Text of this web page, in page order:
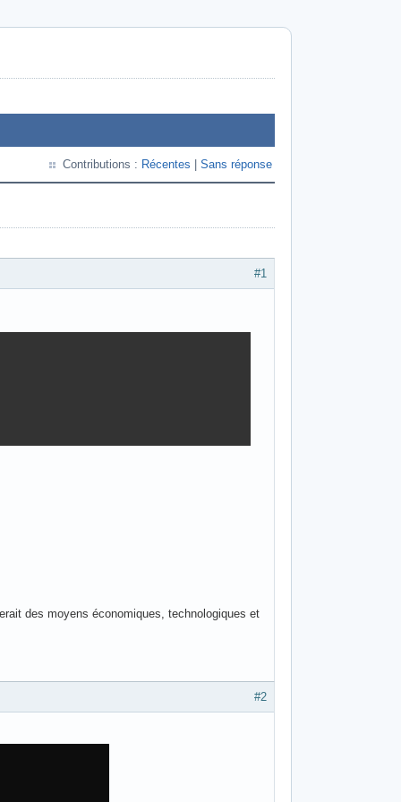
Contributions : Récentes Sans réponse
#1
des moyens économiques, technologiques et
#2